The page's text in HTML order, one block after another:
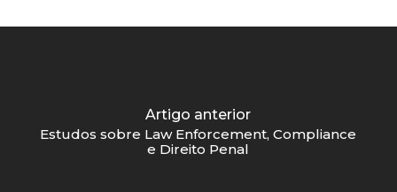
Artigo anterior
Estudos sobre Law Enforcement, Compliance
e Direito Penal